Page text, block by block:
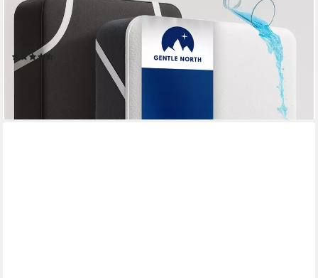
Matratzenschoner Matratzenauflage als Nässeschutz für Kinder
o. Inkontinenz wasserdicht 100% wasserabweisend - wasserfest
- allergikergeeignet - Eckbändern
ab 6,29 €
lieferbar - in 2-3 Werktagen bei dir